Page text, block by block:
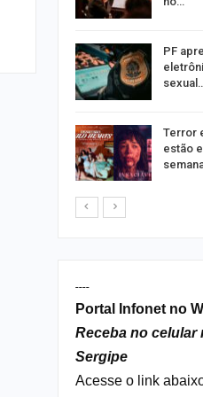
PF
Terror
estão
----
Portal Infonet no
Receba no celular
Sergipe
Acesse o link